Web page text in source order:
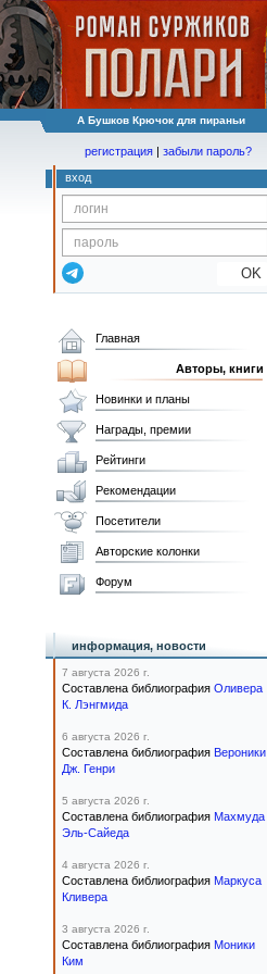
А Бушков Крючок для пираньи
регистрация | забыли пароль?
вход
OK
Главная
Авторы, книги
Новинки и планы
Награды, премии
Рейтинги
Рекомендации
Посетители
Авторские колонки
Форум
информация, новости
7 августа 2026 г.
Составлена библиография Оливера
К. Лэнгмида
6 августа 2026 г.
Составлена библиография Вероники
Дж. Генри
5 августа 2026 г.
Составлена библиография Махмуда
Эль-Сайеда
4 августа 2026 г.
Составлена библиография Маркуса
Кливера
3 августа 2026 г.
Составлена библиография Моники
Ким